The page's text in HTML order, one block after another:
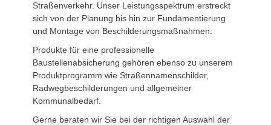
Straßenverkehr. Unser Leistungsspektrum erstreckt
sich von der Planung bis hin zur Fundamentierung
und Montage von Beschilderungsmaßnahmen.
Produkte für eine professionelle
Baustellenabsicherung gehören ebenso zu unserem
Produktprogramm wie Straßennamenschilder,
Radwegbeschilderungen und allgemeiner
Kommunalbedarf.
Gerne beraten wir Sie bei der richtigen Auswahl der